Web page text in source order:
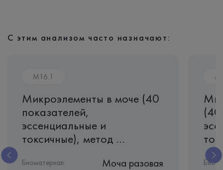
С этим анализом часто назначают:
M16.1
Микроэлементы в моче (40
показателей,
эссенциальные и
токсичные), метод ...
Биоматериал: Моча разовая
(40